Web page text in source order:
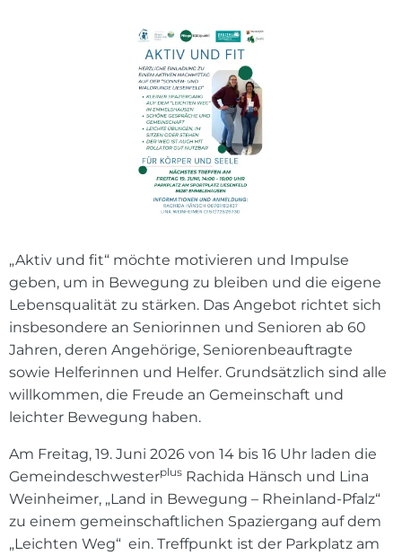
„Aktiv und fit“ möchte motivieren und Impulse
geben, um in Bewegung zu bleiben und die eigene
Lebensqualität zu stärken. Das Angebot richtet sich
insbesondere an Seniorinnen und Senioren ab 60
Jahren, deren Angehörige, Seniorenbeauftragte
sowie Helferinnen und Helfer. Grundsätzlich sind alle
willkommen, die Freude an Gemeinschaft und
leichter Bewegung haben.
Am Freitag, 19. Juni 2026 von 14 bis 16 Uhr laden die
Gemeindeschwesterplus Rachida Hänsch und Lina
Weinheimer, „Land in Bewegung – Rheinland-Pfalz“
zu einem gemeinschaftlichen Spaziergang auf dem
„Leichten Weg“ ein. Treffpunkt ist der Parkplatz am